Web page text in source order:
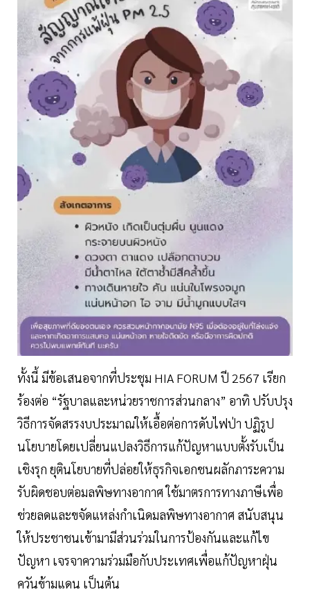
ทั้งนี้ มีข้อเสนอจากที่ประชุม HIA FORUM ปี 2567 เรียก
ร้องต่อ “รัฐบาลและหน่วยราชการส่วนกลาง” อาทิ ปรับปรุง
วิธีการจัดสรรงบประมาณให้เอื้อต่อการดับไฟป่า ปฏิรูป
นโยบายโดยเปลี่ยนแปลงวิธีการแก้ปัญหาแบบตั้งรับเป็น
เชิงรุก ยุตินโยบายที่ปล่อยให้ธุรกิจเอกชนผลักภาระความ
รับผิดชอบต่อมลพิษทางอากาศ ใช้มาตรการทางภาษีเพื่อ
ช่วยลดและขจัดแหล่งกำเนิดมลพิษทางอากาศ สนับสนุน
ให้ประชาชนเข้ามามีส่วนร่วมในการป้องกันและแก้ไข
ปัญหา เจรจาความร่วมมือกับประเทศเพื่อแก้ปัญหาฝุ่น
ควันข้ามแดน เป็นต้น